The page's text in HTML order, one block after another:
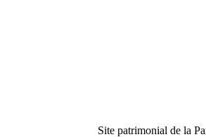
Site patrimonial de la